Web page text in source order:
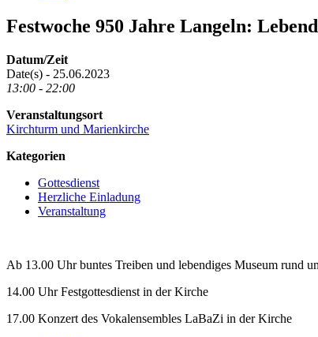
Festwoche 950 Jahre Langeln:
Datum/Zeit
Date(s) - 25.06.2023
13:00 - 22:00
Veranstaltungsort
Kirchturm und Marienkirche
Kategorien
Gottesdienst
Herzliche Einladung
Veranstaltung
Ab 13.00 Uhr buntes Treiben und lebendiges Museum rund
14.00 Uhr Festgottesdienst in der Kirche
17.00 Konzert des Vokalensembles LaBaZi in der Kirche